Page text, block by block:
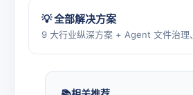
💡 全部解决方案
9 大行业纵深方案 + Agent 文件治理